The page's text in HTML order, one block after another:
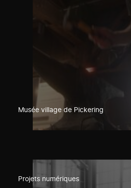
Musée village de Pickering
Projets numériques